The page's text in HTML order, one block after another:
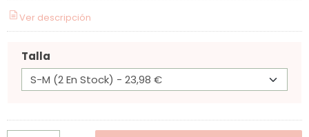
Ver descripción
Talla